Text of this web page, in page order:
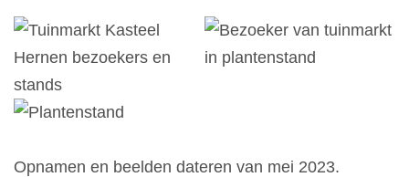
Opnamen en beelden dateren van mei 2023.